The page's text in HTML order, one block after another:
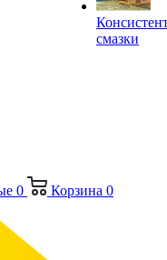
смазки
0 Корзина 0